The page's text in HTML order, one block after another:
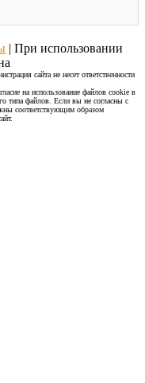
| При использовании
сайта не несет ответственности
на использование файлов cookie в
типа файлов. Если вы не согласны с
соответствующим образом